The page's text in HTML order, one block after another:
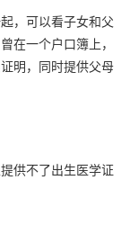
，可以看子女和父
在一个户口簿上，
明，同时提供父母
供不了出生医学证